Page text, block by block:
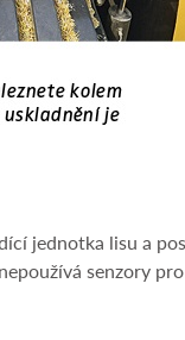
jednotka lisu a
senzory